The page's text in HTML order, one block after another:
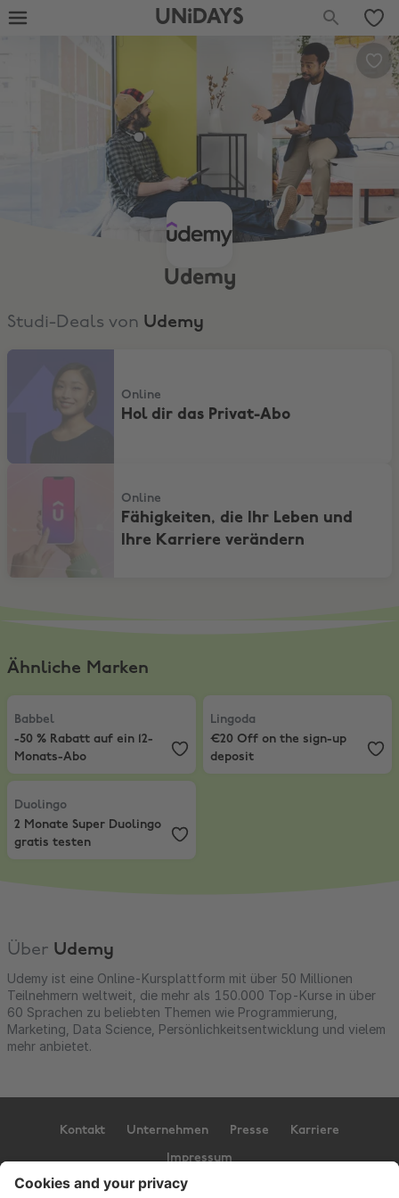
UNiDAYS
Udemy
Studi-Deals von Udemy
Hol dir das Privat-Abo
Online
Hol dir das Privat-Abo
Online
Fähigkeiten, die Ihr Leben und
Ihre Karriere verändern
Ähnliche Marken
Babbel
-50 % Rabatt auf ein 12-Monats-Abo
Babbel
-50 % Rabatt auf ein 12-
Monats-Abo
Lingoda
€20 Off on the sign-up
Lingoda
€20 Off on the sign-up
deposit
Duolingo
2 Monate Super Duolingo gratis testen
Duolingo
2 Monate Super Duolingo
gratis testen
Über Udemy
Udemy ist eine Online-Kursplattform mit über 50 Millionen
Teilnehmern weltweit, die mehr als 150.000 Top-Kurse in über
60 Sprachen zu beliebten Themen wie Programmierung,
Marketing, Data Science, Persönlichkeitsentwicklung und vielem
mehr anbietet.
Kontakt Unternehmen Presse Karriere
Impressum